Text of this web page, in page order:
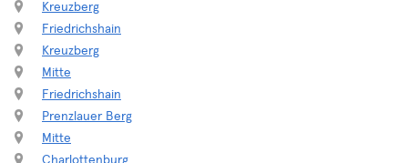
Kreuzberg
Friedrichshain
Kreuzberg
Mitte
Friedrichshain
Prenzlauer Berg
Mitte
Charlottenburg